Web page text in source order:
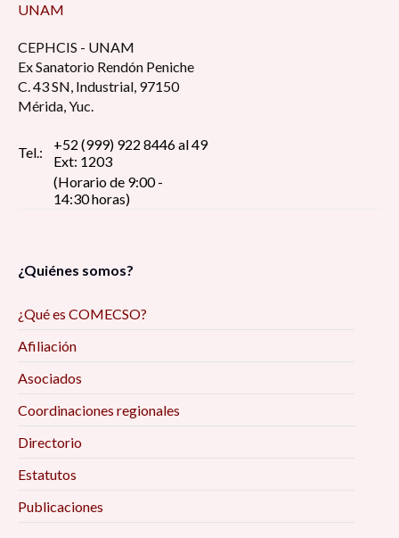
UNAM
CEPHCIS - UNAM
Ex Sanatorio Rendón Peniche
C. 43 SN, Industrial, 97150
Mérida, Yuc.
Tel.:
+52 (999) 922 8446 al 49
Ext: 1203
(Horario de 9:00 -
14:30 horas)
¿Quiénes somos?
¿Qué es COMECSO?
Afiliación
Asociados
Coordinaciones regionales
Directorio
Estatutos
Publicaciones